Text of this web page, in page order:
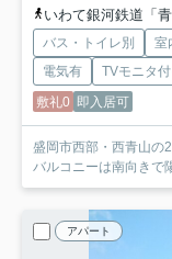
いわて銀河鉄道「
バス・トイレ別 室
電気有
TVモニタ
敷礼0 即入居可
盛岡市西部・西青山の
アパート